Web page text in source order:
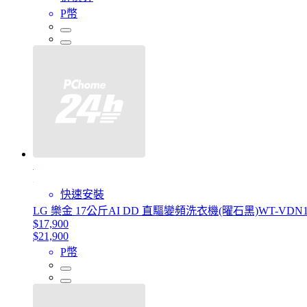
P幣
快速安裝
LG 樂金 17公斤AI DD 直驅變頻洗衣機(曜石黑)WT-
$17,900
$21,900
P幣